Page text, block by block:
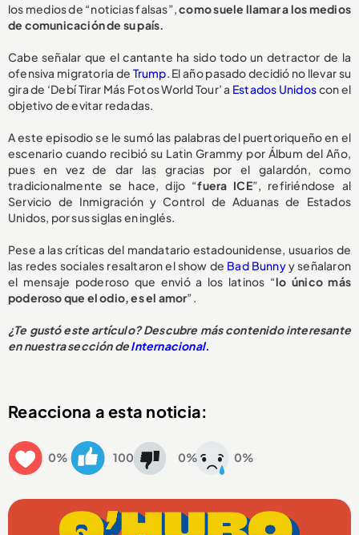
los medios de “noticias falsas”,como suele llamar a los medios
de comunicación de su país.
Cabe señalar que el cantante ha sido todo un detractor de la
ofensiva migratoria de Trump . El año pasado decidió no llevar su
gira de ‘Debí Tirar Más Fotos World Tour’ a Estados Unidoscon el
objetivo de evitar redadas.
A este episodio se le sumó las palabras del puertoriqueño en el
escenario cuando recibió su Latin Grammy por Álbum del Año,
pues en vez de dar las gracias por el galardón, como
tradicionalmente se hace, dijo “fuera ICE”, refiriéndose al
Servicio de Inmigración y Control de Aduanas de Estados
Unidos, por sus siglas en inglés.
Pese a las críticas del mandatario estadounidense, usuarios de
las redes sociales resaltaron el show de Bad Bunnyy señalaron
el mensaje poderoso que envió a los latinos “lo único más
poderoso que el odio, es el amor”.
¿Te gustó este artículo? Descubre más contenido interesante
en nuestra sección deInternacional.
Reacciona a esta noticia:
0% 100 0% 0%